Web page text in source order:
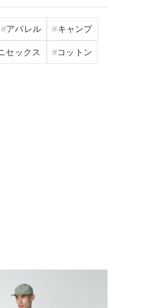
アパレル キャンプ
セックス コットン